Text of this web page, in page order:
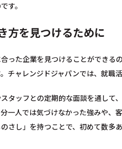
す。
方を見つけるために
った企業を見つけることができ
チャレンジドジャパンでは、就職
タッフとの定期的な面談を通して
一人では気づけなかった強みや
さし」を持つことで、初めて数多